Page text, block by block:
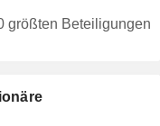
größten Beteiligungen